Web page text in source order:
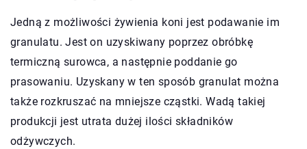
Jedną z możliwości żywienia koni jest podawanie im
granulatu. Jest on uzyskiwany poprzez obróbkę
termiczną surowca, a następnie poddanie go
prasowaniu. Uzyskany w ten sposób granulat można
także rozkruszać na mniejsze cząstki. Wadą takiej
produkcji jest utrata dużej ilości składników
odżywczych.